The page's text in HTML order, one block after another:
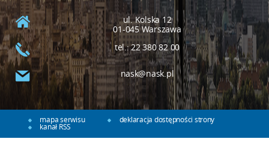
ul. Kolska 12
01-045 Warszawa
tel.: 22 380 82 00
nask@nask.pl
mapa serwisu
deklaracja dostępności strony
kanał RSS